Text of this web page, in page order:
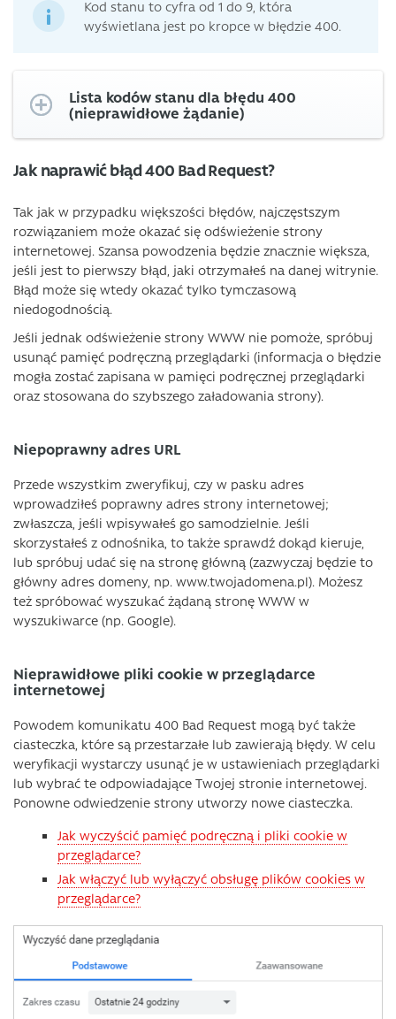
Kod stanu to cyfra od 1 do 9, która
wyświetlana jest po kropce w błędzie 400.
Lista kodów stanu dla błędu 400
(nieprawidłowe żądanie)
Jak naprawić błąd 400 Bad Request?
Tak jak w przypadku większości błędów, najczęstszym
rozwiązaniem może okazać się odświeżenie strony
internetowej. Szansa powodzenia będzie znacznie większa,
jeśli jest to pierwszy błąd, jaki otrzymałeś na danej witrynie.
Błąd może się wtedy okazać tylko tymczasową
niedogodnością.
Jeśli jednak odświeżenie strony WWW nie pomoże, spróbuj
usunąć pamięć podręczną przeglądarki (informacja o błędzie
mogła zostać zapisana w pamięci podręcznej przeglądarki
oraz stosowana do szybszego załadowania strony).
Niepoprawny adres URL
Przede wszystkim zweryfikuj, czy w pasku adres
wprowadziłeś poprawny adres strony internetowej;
zwłaszcza, jeśli wpisywałeś go samodzielnie. Jeśli
skorzystałeś z odnośnika, to także sprawdź dokąd kieruje,
lub spróbuj udać się na stronę główną (zazwyczaj będzie to
główny adres domeny, np. www.twojadomena.pl). Możesz
też spróbować wyszukać żądaną stronę WWW w
wyszukiwarce (np. Google).
Nieprawidłowe pliki cookie w przeglądarce
internetowej
Powodem komunikatu 400 Bad Request mogą być także
ciasteczka, które są przestarzałe lub zawierają błędy. W celu
weryfikacji wystarczy usunąć je w ustawieniach przeglądarki
lub wybrać te odpowiadające Twojej stronie internetowej.
Ponowne odwiedzenie strony utworzy nowe ciasteczka.
Jak wyczyścić pamięć podręczną i pliki cookie w
przeglądarce?
Jak włączyć lub wyłączyć obsługę plików cookies w
przeglądarce?